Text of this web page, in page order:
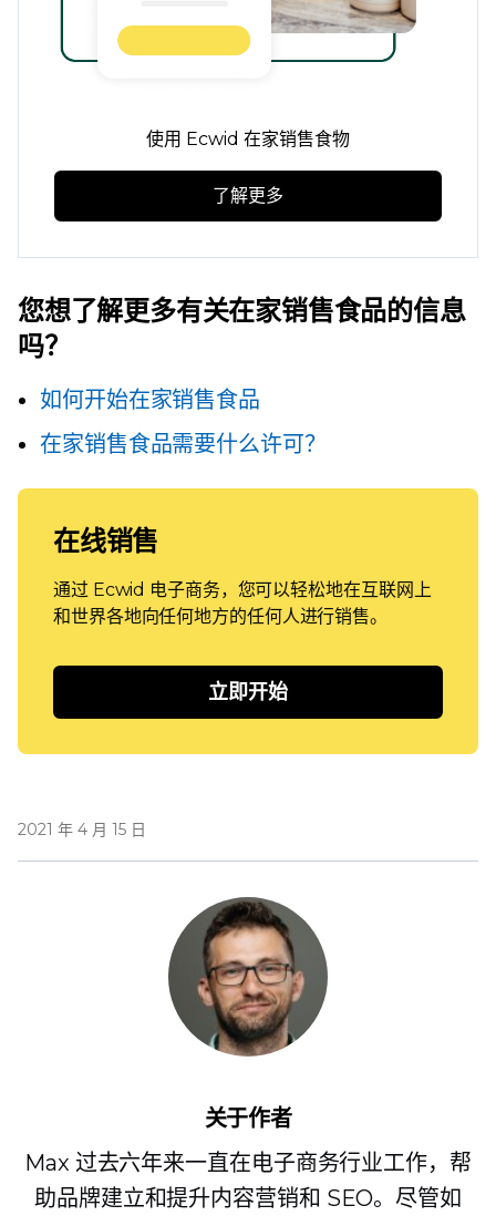
使用 Ecwid 在家销售食物
了解更多
您想了解更多有关在家销售食品的信息
吗？
如何开始在家销售食品
在家销售食品需要什么许可？
在线销售
通过 Ecwid 电子商务，您可以轻松地在互联网上
和世界各地向任何地方的任何人进行销售。
立即开始
2021 年 4 月 15 日
关于作者
Max 过去六年来一直在电子商务行业工作，帮
助品牌建立和提升内容营销和 SEO。尽管如